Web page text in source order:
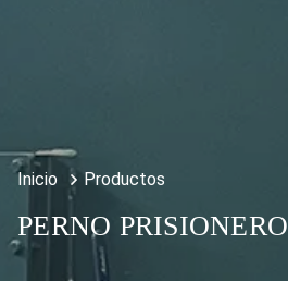
Inicio Productos
PERNO PRISIONERO